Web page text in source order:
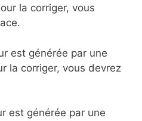
la corriger, vous
est générée par une
la corriger, vous devrez
est générée par une